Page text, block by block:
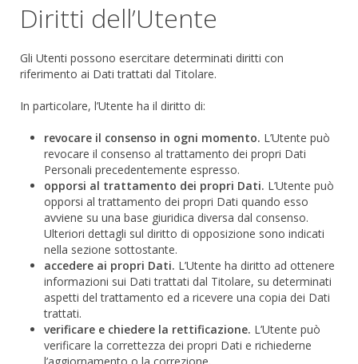
Diritti dell’Utente
Gli Utenti possono esercitare determinati diritti con
riferimento ai Dati trattati dal Titolare.
In particolare, l’Utente ha il diritto di:
revocare il consenso in ogni momento. L’Utente può
revocare il consenso al trattamento dei propri Dati
Personali precedentemente espresso.
opporsi al trattamento dei propri Dati. L’Utente può
opporsi al trattamento dei propri Dati quando esso
avviene su una base giuridica diversa dal consenso.
Ulteriori dettagli sul diritto di opposizione sono indicati
nella sezione sottostante.
accedere ai propri Dati. L’Utente ha diritto ad ottenere
informazioni sui Dati trattati dal Titolare, su determinati
aspetti del trattamento ed a ricevere una copia dei Dati
trattati.
verificare e chiedere la rettificazione. L’Utente può
verificare la correttezza dei propri Dati e richiederne